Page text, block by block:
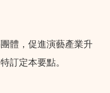
體，促進演藝產業升
訂定本要點。